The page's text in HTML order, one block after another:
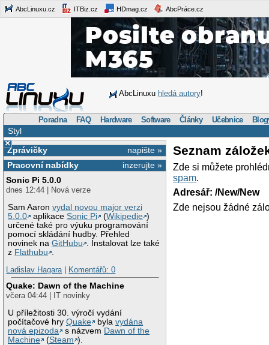
AbcLinuxu.cz ITBiz.cz HDmag.cz AbcPráce.cz
AbcLinuxu hledá autory!
Poradna FAQ Hardware Software Články Učebnice
Styl
×
napište »
Zprávičky
inzerujte »
Pracovní nabídky
Sonic Pi 5.0.0
dnes 12:44 | Nová verze
Sam Aaronvydal novou major verzi
5.0.0
aplikaceSonic Pi (Wikipedie )
určené také pro výuku programování
pomocí skládání hudby. Přehled
novinek naGitHubu
. Instalovat lze také
z Flathubu
Ladislav Hagara| Komentářů: 0
Quake: Dawn of the Machine
včera 04:44 | IT novinky
U příležitosti 30. výročí vydání
počítačové hryQuake bylavydána
nová epizoda
s názvem Dawn of the
Machine
(Steam ).
Seznam
Zde si můžete
spam.
Adresář: /New/New
Zde nejsou žádné